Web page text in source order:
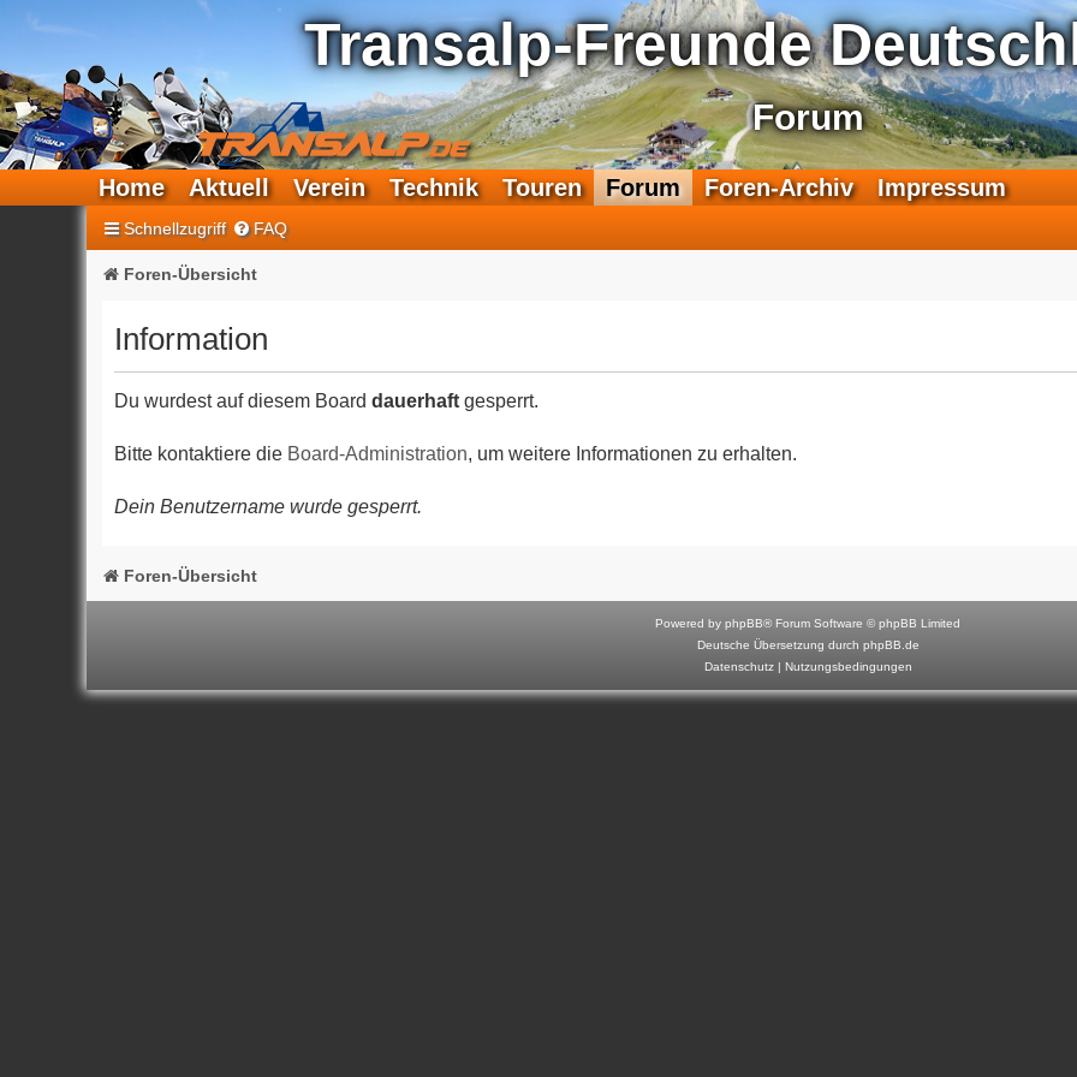
Transalp-Freunde
Forum
F
e
a
r
u
m
Home Aktuell Verein Technik Touren Forum Foren-Archiv Impressum
Schnellzugriff FAQ
Foren-Übersicht
Information
Du wurdest auf diesem Board dauerhaftgesperrt.
Bitte kontaktiere die Board-Administration, um weitere Informationen zu erhalten.
Dein Benutzername wurde gesperrt.
Foren-Übersicht
Powered by phpBB® Forum Software © phpBB Limited
Deutsche Übersetzung durch phpBB.de
Datenschutz| Nutzungsbedingungen